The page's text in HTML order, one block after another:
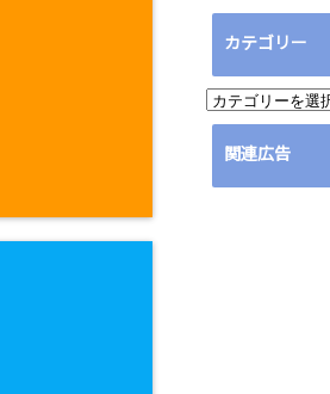
カテゴリー
カ
テ
リ
関連広告